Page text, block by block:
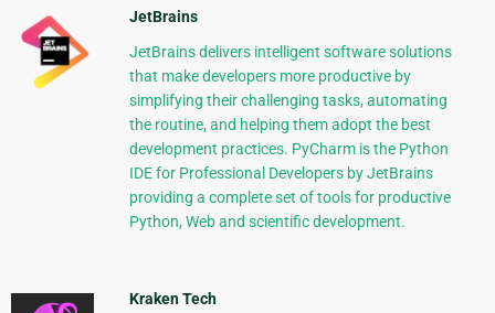
JetBrains
JetBrains delivers intelligent software solutions
that make developers more productive by
simplifying their challenging tasks, automating
the routine, and helping them adopt the best
development practices. PyCharm is the Python
IDE for Professional Developers by JetBrains
providing a complete set of tools for productive
Python, Web and scientific development.
Kraken Tech